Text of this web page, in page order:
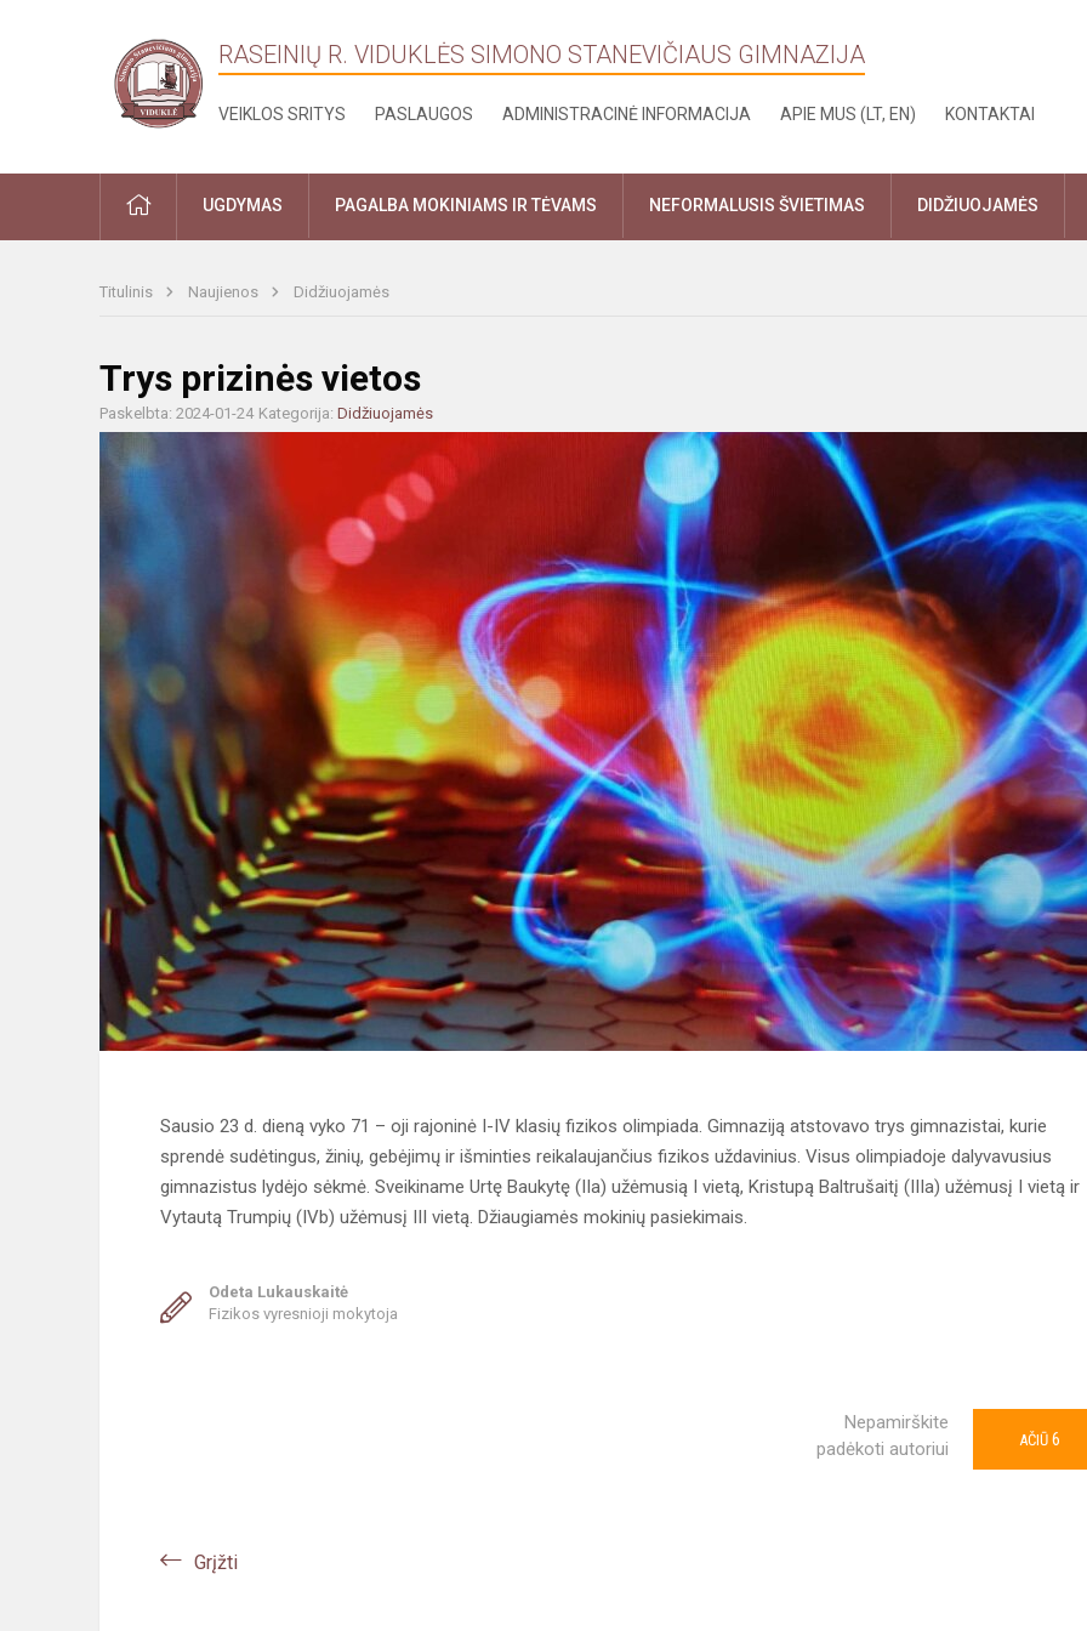
RASEINIŲ R. VIDUKLĖS SIMONO STANEVIČIAUS GIMNAZIJA
VEIKLOS SRITYS PASLAUGOS ADMINISTRACINĖ INFORMACIJA APIE MUS (LT, EN) KONTAKTAI
PRADŽIAUGDYMAS PAGALBA MOKINIAMS IR TĖVAMS NEFORMALUSIS ŠVIETIMAS DIDŽIUOJAMĖS
Titulinis Naujienos Didžiuojamės
Trys prizinės vietos
Paskelbta: 2024-01-24 Kategorija: Didžiuojamės
Sausio 23 d. dieną vyko 71 – oji rajoninė I-IV klasių fizikos olimpiada. Gimnaziją atstovavo trys gimnazistai, kurie
sprendė sudėtingus, žinių, gebėjimų ir išminties reikalaujančius fizikos uždavinius. Visus olimpiadoje dalyvavusius
gimnazistus lydėjo sėkmė. Sveikiname Urtę Baukytę (IIa) užėmusią I vietą, Kristupą Baltrušaitį (IIIa) užėmusį I vietą ir
Vytautą Trumpių (IVb) užėmusį III vietą. Džiaugiamės mokinių pasiekimais.
Odeta Lukauskaitė
Fizikos vyresnioji mokytoja
Nepamirškite
padėkoti autoriui
AČIŪ 6
Grįžti